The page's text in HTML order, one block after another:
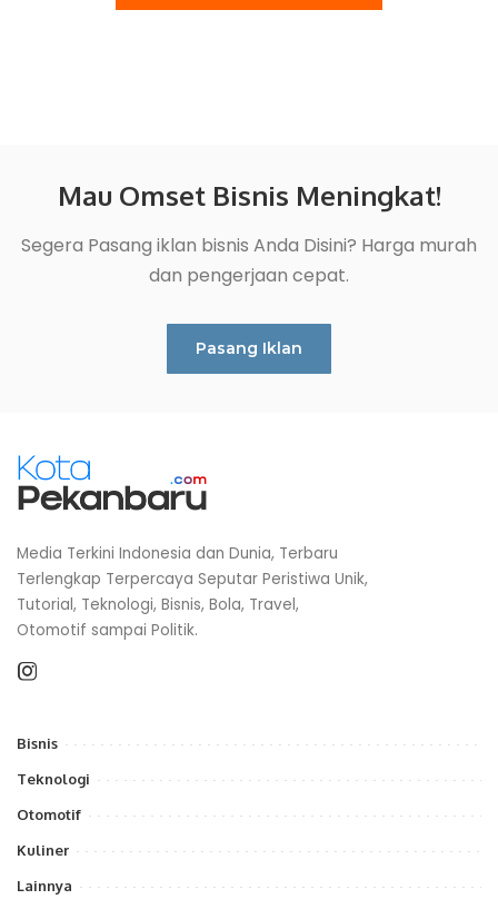
Mau Omset Bisnis Meningkat!
Segera Pasang iklan bisnis Anda Disini? Harga murah
dan pengerjaan cepat.
Pasang Iklan
Media Terkini Indonesia dan Dunia, Terbaru
Terlengkap Terpercaya Seputar Peristiwa Unik,
Tutorial, Teknologi, Bisnis, Bola, Travel,
Otomotif sampai Politik.
Bisnis
Teknologi
Otomotif
Kuliner
Lainnya